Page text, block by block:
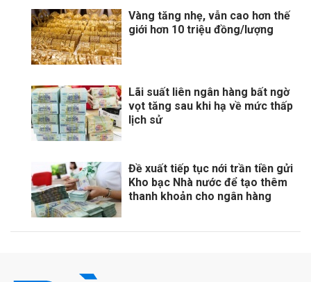
Vàng tăng nhẹ, vẫn cao hơn thế
giới hơn 10 triệu đồng/lượng
Lãi suất liên ngân hàng bất ngờ
vọt tăng sau khi hạ về mức thấp
lịch sử
Đề xuất tiếp tục nới trần tiền gửi
Kho bạc Nhà nước để tạo thêm
thanh khoản cho ngân hàng